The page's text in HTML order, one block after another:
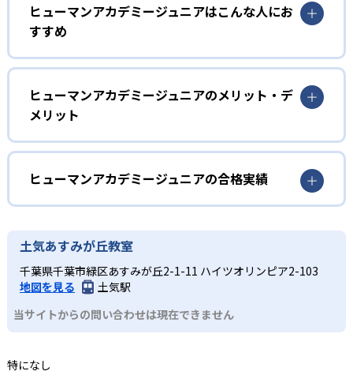
ヒューマンアカデミージュニアでは、ロボット教室、ロボ
ティクスプロフェッサーコース、こどもプログラミング教
室、科学教室、さんすう数学教室の5つのコースを展開。
STEAM教育の考え方を取り入れ、子どもの「好き」を養
う。
ロボット教室の監修は、ロボットの世界大会「ロボカッ
プ」で史上初となる5年連続優勝を果たしたロボットクリエ
イター高橋智隆 氏。ロボティクスプロフェッサーコース
は、千葉工業大学fuRo（未来ロボット技術研究センター）
材監修はRailsプログラマーとして活躍する鳥井雪 氏で、科
学教室の監修は京都大学iCeMS特定助教の樋口雅一 氏。さ
んすう数学教室のアドバイザーには東京大学先端科学技術
研究センター教授の西成活裕 氏と、各分野の第一線で活躍
する人物が監修者・アドバイザーとして名を連ねる。
3 全国規模の安心感
日本全国47都道府県に2,000以上の教室を展開し、27,000
ヒューマンアカデミージュニアはこんな人にお
すすめ
幼児
子どもの好奇心を育みたい家庭
ヒューマンアカデミージュニアでは、ロボット教室のプラ
イマリーコースや科学教室（サイエンスゲーツ）など、小
学校入学前の幼児でも通えるコースが用意されている。ロ
ボットの作成や科学の実験を通して、子どもの好奇心を喚
起する。
楽しく学びを継続したい子ども
実際にロボットを作成するロボット教室、スモールステッ
プのこどもプログラミング教室、実験から学ぶ科学教室な
工夫が凝らされている。
ヒューマンアカデミージュニアのメリット・デ
メリット
どんなメリットがある?
ヒューマンアカデミージュニアは、ロボット教室、プログ
ラミング教室、科学教室、さんすう数学教室と多彩なコー
スを展開。世界的クリエイターや研究者などの専門家が監
修に基づいた内容で、子どもの探究意欲を引き出すことが
可能だ。全国2,000以上の教室ネットワークや全国大会を通
じたコミュニティ活動により、同世代の仲間と切磋琢磨で
きる環境が整い、継続的な学習意欲を維持しやすい点も大
きなメリットである。
どんなデメリットがある?
が中心であり、短期間でのスキル定着には家庭での復習や
ヒューマンアカデミージュニアの合格実績
ヒューマンアカデミージュニアは合格実績を公式サイトで
公開していない。
土気あすみが丘教室
千葉県千葉市緑区あすみが丘2-1-11 ハイツオリンピア2-103
地図を見る
土気駅
当サイトからの問い合わせは現在できません
特になし